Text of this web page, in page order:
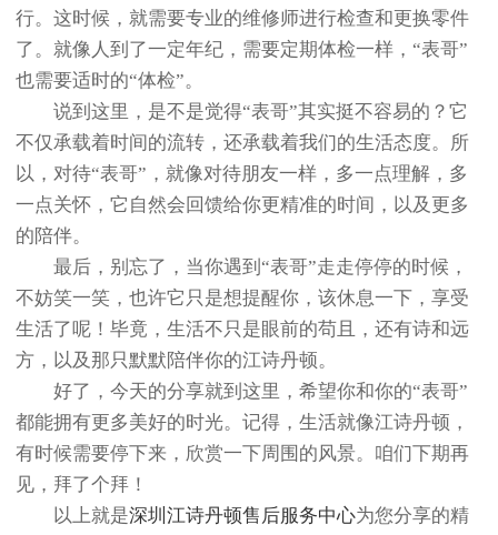
行。这时候，就需要专业的维修师进行检查和更换零件
了。就像人到了一定年纪，需要定期体检一样，“表哥”
也需要适时的“体检”。
说到这里，是不是觉得“表哥”其实挺不容易的？它
不仅承载着时间的流转，还承载着我们的生活态度。所
以，对待“表哥”，就像对待朋友一样，多一点理解，多
一点关怀，它自然会回馈给你更精准的时间，以及更多
的陪伴。
最后，别忘了，当你遇到“表哥”走走停停的时候，
不妨笑一笑，也许它只是想提醒你，该休息一下，享受
生活了呢！毕竟，生活不只是眼前的苟且，还有诗和远
方，以及那只默默陪伴你的江诗丹顿。
好了，今天的分享就到这里，希望你和你的“表哥”
都能拥有更多美好的时光。记得，生活就像江诗丹顿，
有时候需要停下来，欣赏一下周围的风景。咱们下期再
见，拜了个拜！
以上就是深圳江诗丹顿售后服务中心为您分享的精